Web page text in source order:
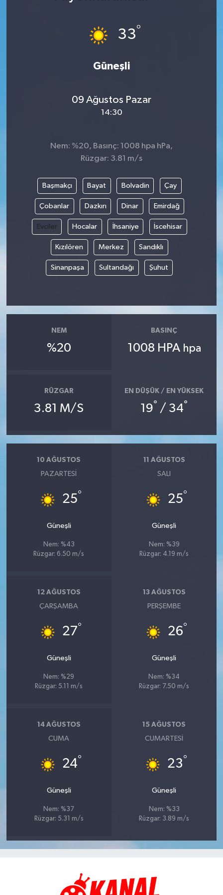
33°
Güneşli
09 Ağustos Pazar
14:30
Nem: %20, Basınç: 1008 hpa hPa,
Rüzgar: 3.81 m/s
Başmakçı Bayat Bolvadin Çay
Çobanlar Dazkırı Dinar Emirdağ
Evciler Hocalar İhsaniye İscehisar
Kızılören Merkez Sandıklı
Sinanpaşa Sultandağı Şuhut
NEM
%20
BASINÇ
1008 HPA hpa
RÜZGAR
3.81 M/S
EN DÜŞÜK / EN YÜKSEK
19° / 34°
10 AĞUSTOS
PAZARTESI
25°
Güneşli
Nem: %43
Rüzgar: 6.50 m/s
11 AĞUSTOS
SALI
25°
Güneşli
Nem: %39
Rüzgar: 4.19 m/s
12 AĞUSTOS
ÇARŞAMBA
27°
Güneşli
Nem: %29
Rüzgar: 5.11 m/s
13 AĞUSTOS
PERŞEMBE
26°
Güneşli
Nem: %34
Rüzgar: 7.50 m/s
14 AĞUSTOS
CUMA
24°
Güneşli
Nem: %37
Rüzgar: 5.31 m/s
15 AĞUSTOS
CUMARTESI
23°
Güneşli
Nem: %33
Rüzgar: 3.89 m/s
DÜNYA
MEDYA
OTOMOTİV
TEKNOLOJİ
YAŞAM